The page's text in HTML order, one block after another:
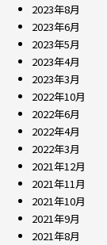
2023年8月
2023年6月
2023年5月
2023年4月
2023年3月
2022年10月
2022年6月
2022年4月
2022年3月
2021年12月
2021年11月
2021年10月
2021年9月
2021年8月